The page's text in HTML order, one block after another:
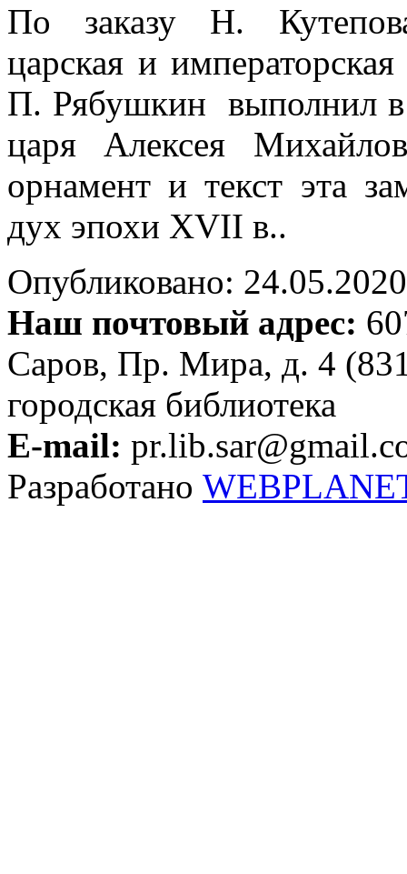
По заказу Н.
царская и
П. Рябушкин выполнил в
царя Алексея
орнамент и текст эта
дух эпохи XVII в..
Опубликовано:
Наш почтовый адрес:
Саров, Пр. Мира, д. 4
городская библиотека
E-mail:
Разработано